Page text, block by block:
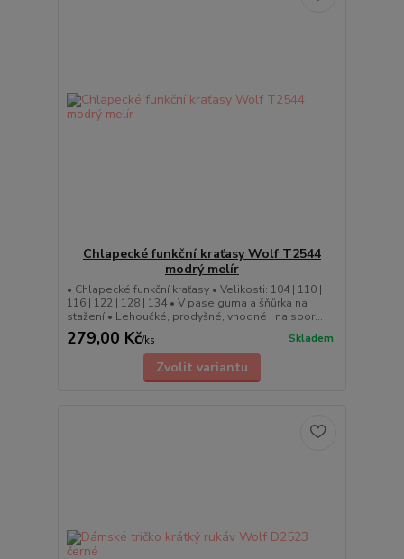
Chlapecké funkční kraťasy Wolf T2544
modrý melír
• Chlapecké funkční kraťasy • Velikosti: 104 | 110 |
116 | 122 | 128 | 134 • V pase guma a šňůrka na
stažení • Lehoučké, prodyšné, vhodné i na spor...
279,00 Kč/ks Skladem
Zvolit variantu